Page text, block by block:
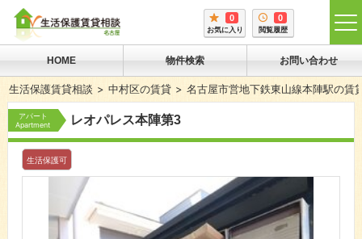
0
お気に入り
0
閲覧履歴
HOME 物件検索 お問い合わせ
生活保護賃貸相談 中村区の賃貸 名古屋市営地下鉄東山線本陣駅の賃
アパート
Apartment
レオパレス本陣第3
生活保護可